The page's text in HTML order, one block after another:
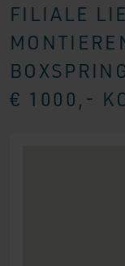
FILIALE
€ 1000,-